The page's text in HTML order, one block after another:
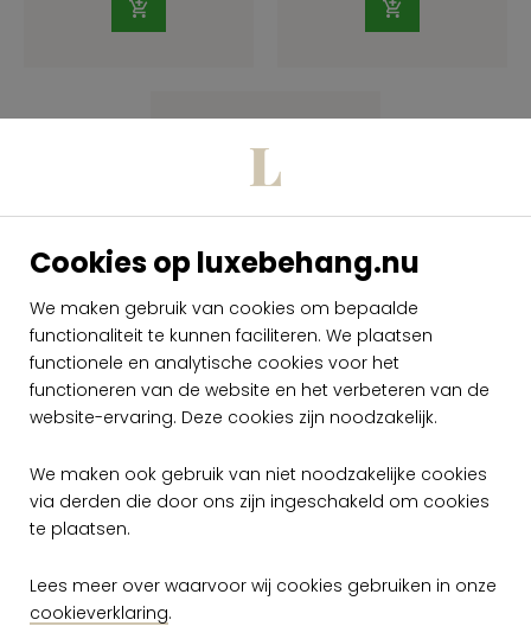
Cookies op luxebehang.nu
We maken gebruik van cookies om bepaalde
functionaliteit te kunnen faciliteren. We plaatsen
functionele en analytische cookies voor het
functioneren van de website en het verbeteren van de
website-ervaring. Deze cookies zijn noodzakelijk.
We maken ook gebruik van niet noodzakelijke cookies
via derden die door ons zijn ingeschakeld om cookies
te plaatsen.
Lees meer over waarvoor wij cookies gebruiken in onze
cookieverklaring.
Arte Yumiko
Shikoku 6042
€ 89,00 per meter